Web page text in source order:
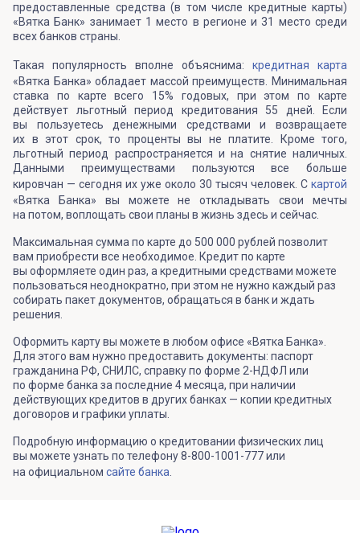
предоставленные средства (в том числе кредитные карты)
«Вятка Банк» занимает 1 место в регионе и 31 место среди
всех банков страны.
Такая популярность вполне объяснима: кредитная карта
«Вятка Банка» обладает массой преимуществ. Минимальная
ставка по карте всего 15% годовых, при этом по карте
действует льготный период кредитования 55 дней. Если
вы пользуетесь денежными средствами и возвращаете
их в этот срок, то проценты вы не платите. Кроме того,
льготный период распространяется и на снятие наличных.
Данными преимуществами пользуются все больше
кировчан — сегодня их уже около 30 тысяч человек. С картой
«Вятка Банка» вы можете не откладывать свои мечты
на потом, воплощать свои планы в жизнь здесь и сейчас.
Максимальная сумма по карте до 500 000 рублей позволит
вам приобрести все необходимое. Кредит по карте
вы оформляете один раз, а кредитными средствами можете
пользоваться неоднократно, при этом не нужно каждый раз
собирать пакет документов, обращаться в банк и ждать
решения.
Оформить карту вы можете в любом офисе «Вятка Банка».
Для этого вам нужно предоставить документы: паспорт
гражданина РФ, СНИЛС, справку по форме 2-НДФЛ или
по форме банка за последние 4 месяца, при наличии
действующих кредитов в других банках — копии кредитных
договоров и графики уплаты.
Подробную информацию о кредитовании физических лиц
вы можете узнать по телефону 8-800-1001-777 или
на официальном сайте банка